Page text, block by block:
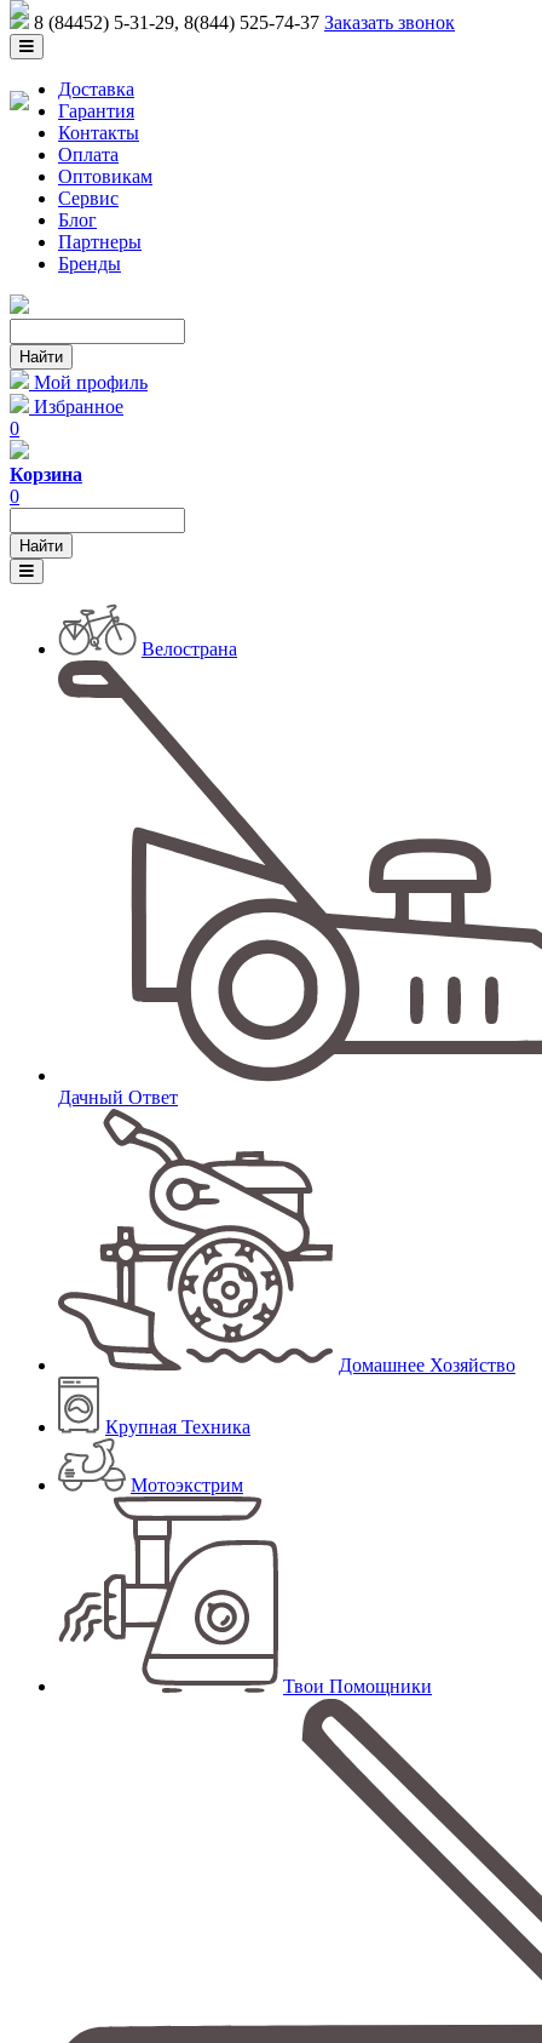
8 (84452) 5-31-29, 8(844) 525-74-37 Заказать звонок
Доставка
Гарантия
Контакты
Оплата
Оптовикам
Сервис
Блог
Партнеры
Бренды
Мой профиль
Избранное
0
Корзина
0
Велострана
Дачный Ответ
Домашнее Хозяйство
Крупная Техника
Мотоэкстрим
Твои Помощники